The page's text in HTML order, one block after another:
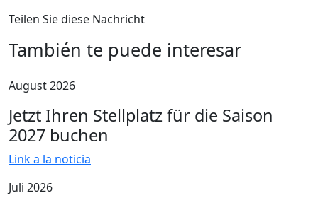
Teilen Sie diese Nachricht
También te puede interesar
August 2026
Jetzt Ihren Stellplatz für die Saison
2027 buchen
Link a la noticia
Juli 2026